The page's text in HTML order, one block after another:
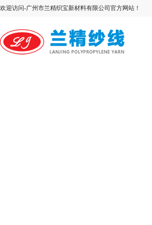
欢迎访问-广州市兰精织宝新材料有限公司官方网站